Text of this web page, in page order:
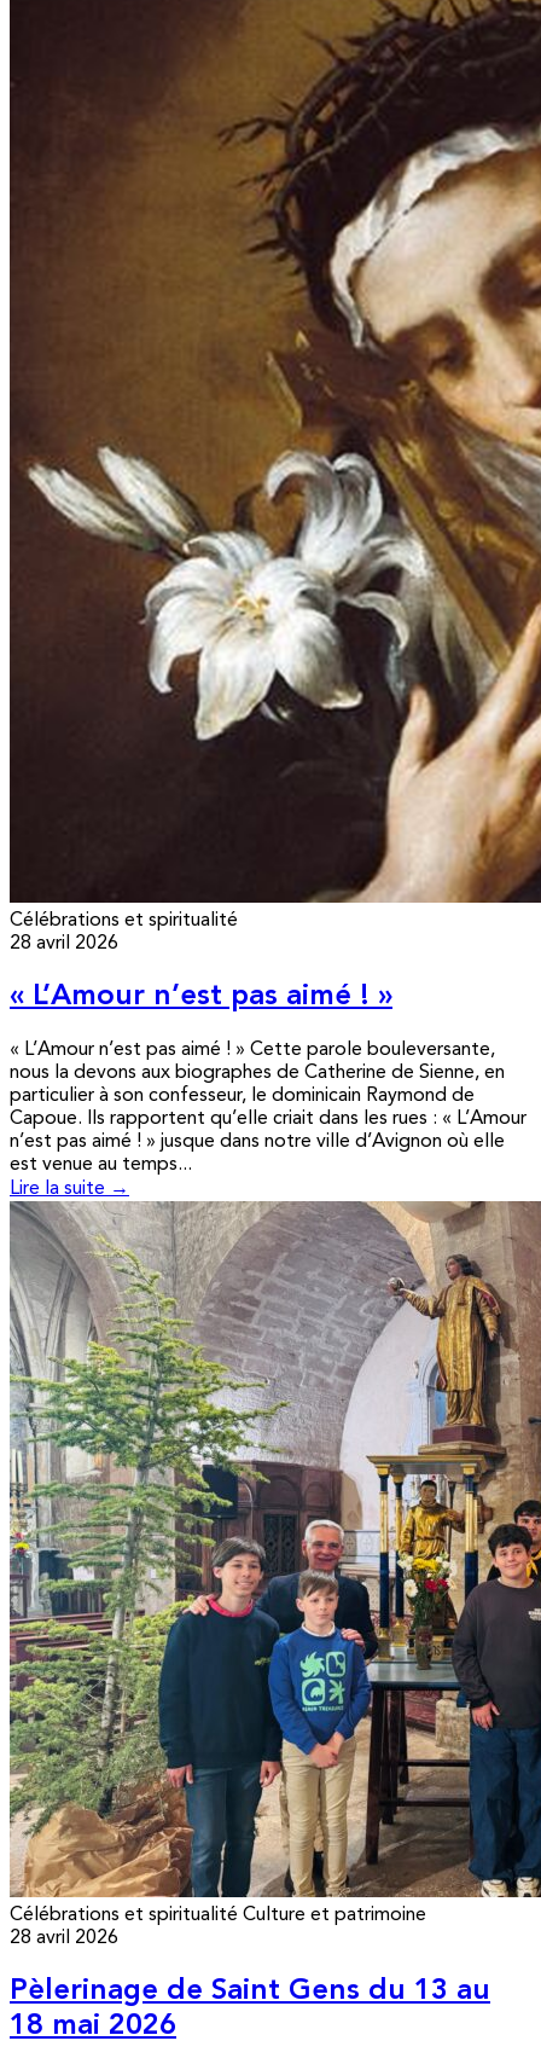
Célébrations et spiritualité
28 avril 2026
« L’Amour n’est pas aimé ! »
« L’Amour n’est pas aimé ! » Cette parole bouleversante,
nous la devons aux biographes de Catherine de Sienne, en
particulier à son confesseur, le dominicain Raymond de
Capoue. Ils rapportent qu’elle criait dans les rues : « L’Amour
n’est pas aimé ! » jusque dans notre ville d’Avignon où elle
est venue au temps...
Lire la suite →
Célébrations et spiritualité Culture et patrimoine
28 avril 2026
Pèlerinage de Saint Gens du 13 au
18 mai 2026